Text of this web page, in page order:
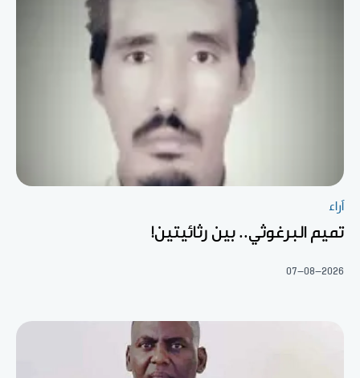
آراء
تميم البرغوثي.. بين رثائيتين!
07-08-2026